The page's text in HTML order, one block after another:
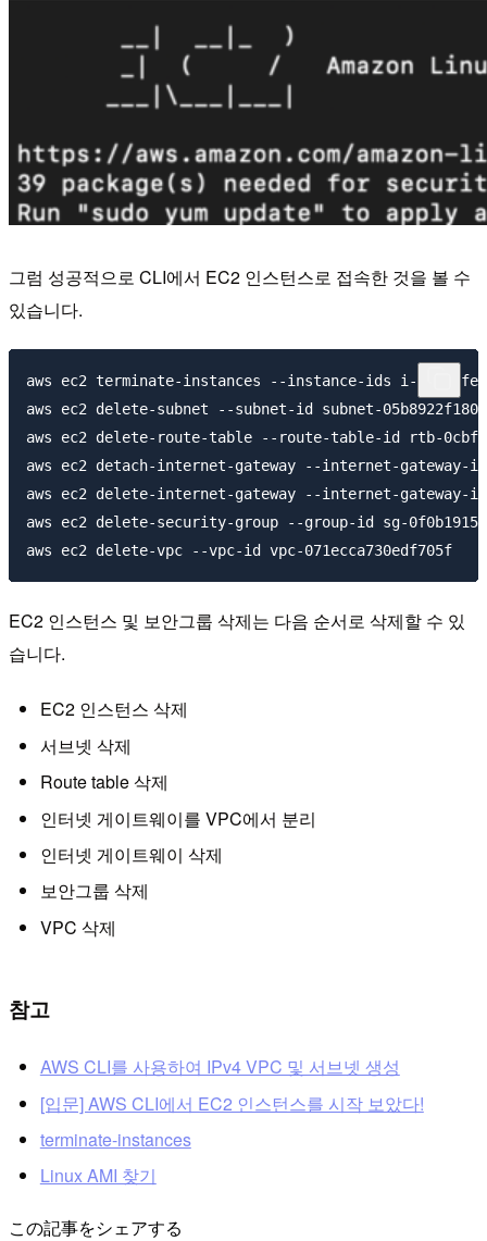
그럼 성공적으로 CLI에서 EC2 인스턴스로 접속한 것을 볼 수
있습니다.
aws ec2 terminate-instances --instance-ids i-
aws ec2 delete-subnet --subnet-id subnet-
aws ec2 delete-route-table --route-table-id rtb-
aws ec2 detach-internet-gateway --internet-gateway-
aws ec2 delete-internet-gateway --internet-gateway-id
aws ec2 delete-security-group --group-id sg-
EC2 인스턴스 및 보안그룹 삭제는 다음 순서로 삭제할 수 있
습니다.
EC2 인스턴스 삭제
서브넷 삭제
Route table 삭제
인터넷 게이트웨이를 VPC에서 분리
인터넷 게이트웨이 삭제
보안그룹 삭제
VPC 삭제
참고
AWS CLI를 사용하여 IPv4 VPC 및 서브넷 생성
[입문] AWS CLI에서 EC2 인스턴스를 시작 보았다!
terminate-instances
Linux AMI 찾기
この記事をシェアする